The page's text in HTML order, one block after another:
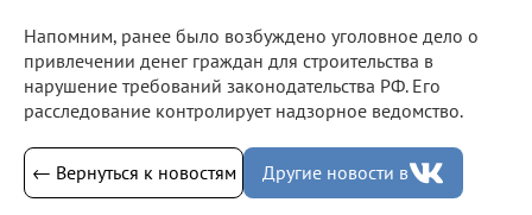
Напомним, ранее было возбуждено уголовное дело о
привлечении денег граждан для строительства в
нарушение требований законодательства РФ. Его
расследование контролирует надзорное ведомство.
← Вернуться к новостям Другие новости в